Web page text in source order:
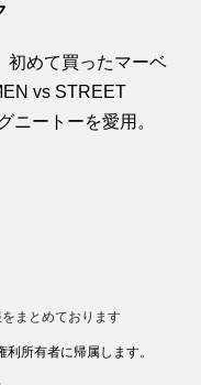
初めて買ったマーベ
vs STREET
ニートーを愛用。
まとめております
所有者に帰属します。